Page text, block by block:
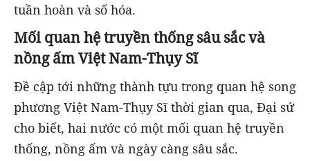
tuần hoàn và số hóa.
Mối quan hệ truyền thống sâu sắc và
nồng ấm Việt Nam-Thụy Sĩ
Đề cập tới những thành tựu trong quan hệ song
phương Việt Nam-Thụy Sĩ thời gian qua, Đại sứ
cho biết, hai nước có một mối quan hệ truyền
thống, nồng ấm và ngày càng sâu sắc.